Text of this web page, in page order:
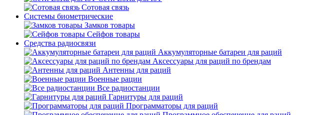
Сотовая связь
Системы биометрические
Замков товары
Сейфов товары
Средства радиосвязи
Аккумуляторные батареи для раций
Аксессуары для раций по брендам
Антенны для раций
Военные рации
Все радиостанции
Гарнитуры для раций
Программаторы для раций